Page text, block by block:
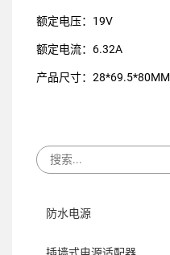
额定电压：19V
额定电流：6.32A
产品尺寸：28*69.5*80MM
防水电源